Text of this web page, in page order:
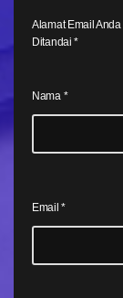
Alamat Email
Ditandai*
Nama *
Email*